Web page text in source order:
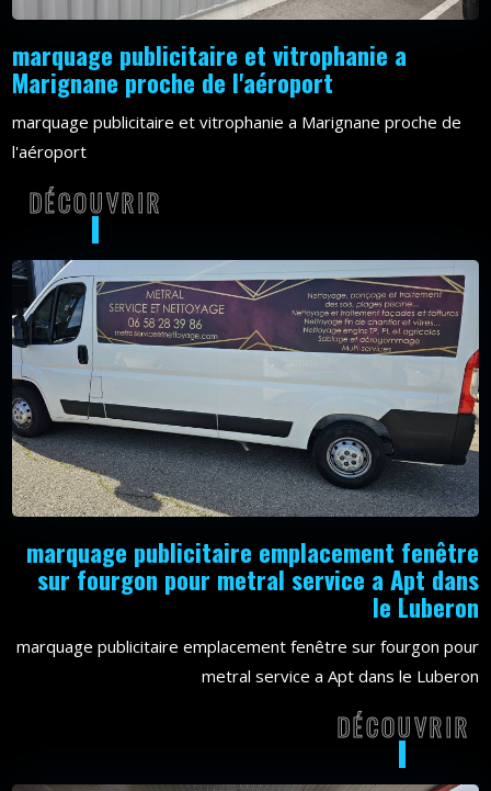
marquage publicitaire et vitrophanie a
Marignane proche de l'aéroport
marquage publicitaire et vitrophanie a Marignane proche de
l'aéroport
DÉCOUVRIR
DÉCOUVRIR
marquage publicitaire emplacement fenêtre
sur fourgon pour metral service a Apt dans
le Luberon
marquage publicitaire emplacement fenêtre sur fourgon pour
metral service a Apt dans le Luberon
DÉCOUVRIR